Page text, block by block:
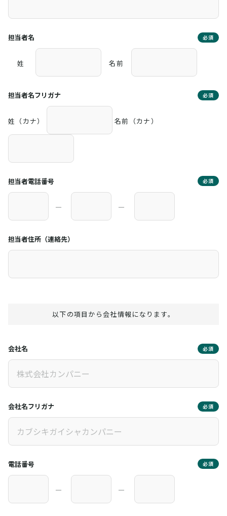
担当者名 必須
姓 名前
担当者名フリガナ 必須
姓（カナ） 名前（カナ）
担当者電話番号 必須
― ―
担当者住所（連絡先）
以下の項目から会社情報になります。
会社名 必須
会社名フリガナ 必須
電話番号 必須
― ―